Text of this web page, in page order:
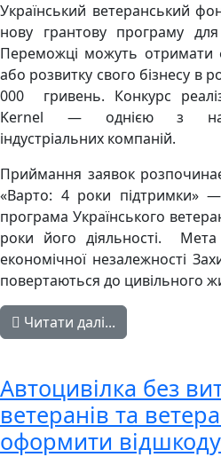
Український ветеранський
нову грантову програму
Переможці можуть отримати
або розвитку свого бізнесу в
000 гривень. Конкурс
Kernel — однією з
індустріальних компаній.
Приймання заявок
«Варто: 4 роки підтримки»
програма Українського
роки його діяльності.
економічної незалежності
повертаються до цивільного
Читати далі...
Автоцивілка без
ветеранів та
оформити